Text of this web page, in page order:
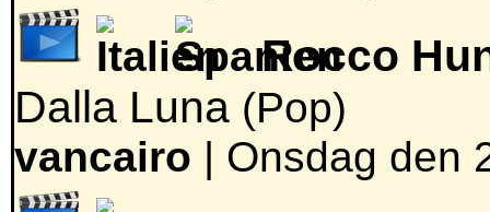
Rocco
Dalla Luna (Pop)
vancairo | Onsdag den